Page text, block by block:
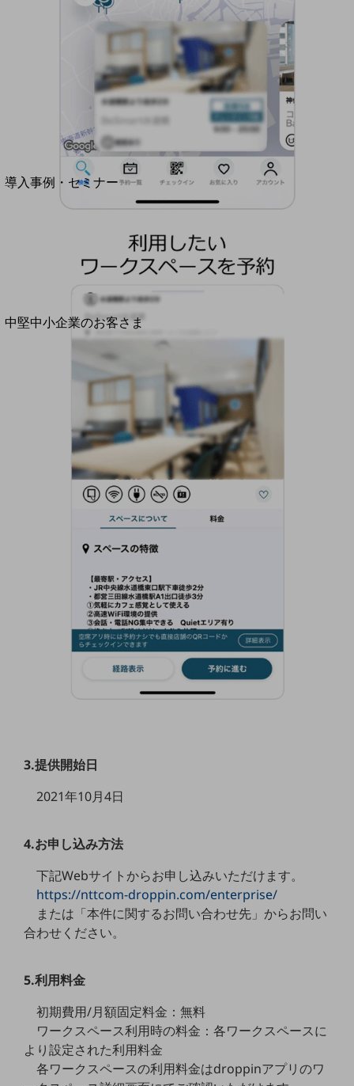
運用保守・故障紛失サポート
別ウィンドウで開きます
サービスをご利用中のお客さま
導入事例・セミナー
導入事例TOP
開催・出展する各種セミナー、イベント情報をご紹介します
中堅中小企業のお客さま
NTTドコモビジネスウォッチ
ビジネスお役立ち情報
旬な話題やお役立ち資料などDXの課題を
解決するヒントをお届けする記事サイト
お役立ち資料ダウンロード
トレンド記事特集
中堅中小企業向け
サービス・ソリューション
課題やニーズに合ったサービスをご紹介し、
お悩みから見つける
モバイル・音声
リモート・ハイブリッドワーク
業界から見つける
小売・卸売業
地域産業
ビジネスお悩み診断
オンラインショップ
モバイル・ICTサービスをオンラインで
相談・申し込みができるバーチャルショップ
法人向けモバイルトップ
3.提供開始日
2021年10月4日
4.お申し込み方法
下記Webサイトからお申し込みいただけます。
https://nttcom-droppin.com/enterprise/
または「本件に関するお問い合わせ先」からお問い
合わせください。
5.利用料金
初期費用/月額固定料金：無料
ワークスペース利用時の料金：各ワークスペースに
より設定された利用料金
各ワークスペースの利用料金はdroppinアプリのワ